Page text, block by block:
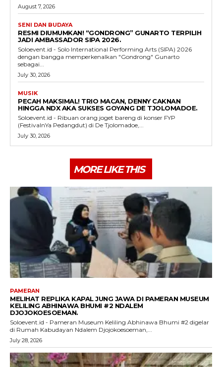
August 7, 2026
SENI DAN BUDAYA
RESMI DIUMUMKAN! “GONDRONG” GUNARTO TERPILIH
JADI AMBASSADOR SIPA 2026.
Soloevent.id - Solo International Performing Arts (SIPA) 2026
dengan bangga memperkenalkan "Gondrong" Gunarto
sebagai...
July 30, 2026
MUSIK
PECAH MAKSIMAL! TRIO MACAN, DENNY CAKNAN
HINGGA NDX AKA SUKSES GOYANG DE TJOLOMADOE.
Soloevent.id - Ribuan orang joget bareng di konser FYP
(FestivalnYa Pedangdut) di De Tjolomadoe,...
July 30, 2026
MORE LIKE THIS
PAMERAN
MELIHAT REPLIKA KAPAL JUNG JAWA DI PAMERAN MUSEUM
KELILING ABHINAWA BHUMI #2 NDALEM
DJOJOKOESOEMAN.
Soloevent.id - Pameran Museum Keliling Abhinawa Bhumi #2 digelar
di Rumah Kabudayan Ndalem Djojokoesoeman,...
July 28, 2026